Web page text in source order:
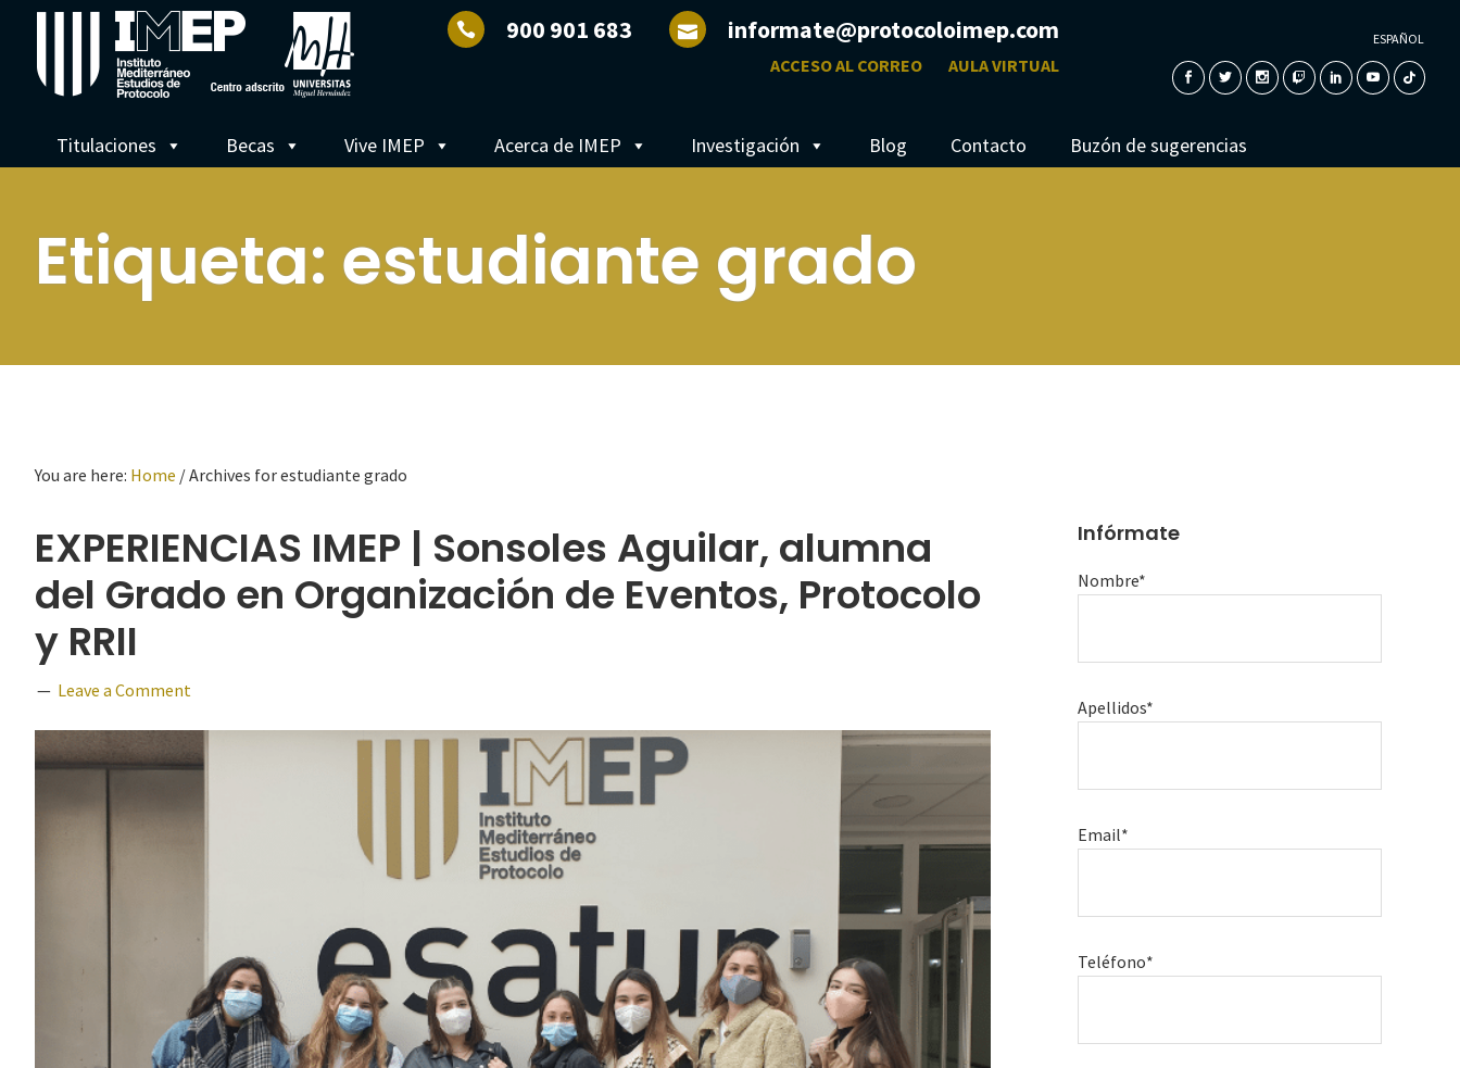
900 901 683 informate@protocoloimep.com
ACCESO AL CORREO AULA VIRTUAL
ESPAÑOL
Titulaciones Becas Vive IMEP Acerca de IMEP Investigación Blog Contacto Buzón de sugerencias
Etiqueta: estudiante grado
You are here: Home /Archives for estudiante grado
EXPERIENCIAS IMEP | Sonsoles Aguilar, alumna
del Grado en Organización de Eventos, Protocolo
y RRII
Leave a Comment
Infórmate
Nombre*
Apellidos*
Email*
Teléfono*